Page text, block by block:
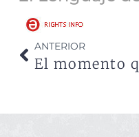
ANTERIOR